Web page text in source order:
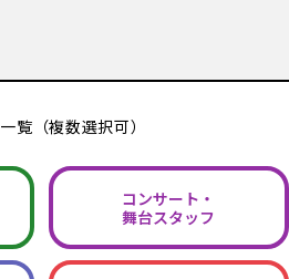
覧（複数選択可）
コンサート・
舞台スタッフ